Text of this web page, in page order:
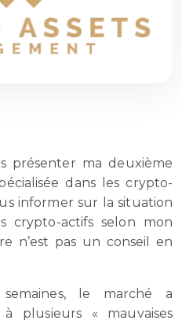
présenter ma deuxième
dans les crypto-
informer sur la situation
crypto-actifs selon mon
n’est pas un conseil en
le marché a
plusieurs « mauvaises